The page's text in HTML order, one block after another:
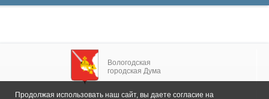
Вологодская
городская Дума
Продолжая использовать наш сайт, вы даете согласие на